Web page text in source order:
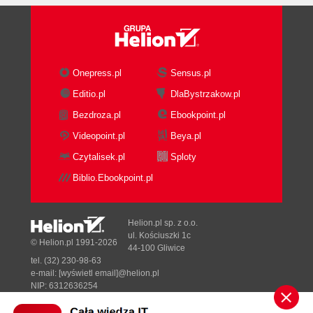
Dowiązanie zewnętrznej grupy składników
filmu do bieżącego filmu (50)
Zmiana i sprawdzenie właściwości grupy
Zarządzanie skladnikami filmu (52)
Zmiana rozmiaru składnika filmu będącego
mapą bitową (53)
składowych filmu (54)
Usuwanie składnika z okna elementów
składowych filmu (54)
Zmiana kolejności składników w oknie
elementów składowych filmu (56)
Nazywanie składnika w oknie elementów
składowych filmu (57)
Wyszukiwanie składnika filmu posługując się
Onepress.pl
Sensus.pl
Editio.pl
DlaBystrzakow.pl
Bezdroza.pl
Ebookpoint.pl
Videopoint.pl
Beya.pl
Czytalisek.pl
Sploty
Biblio.Ebookpoint.pl
© Helion.pl 1991-2026
Helion.pl sp. z o.o.
ul. Kościuszki 1c
44-100 Gliwice
tel. (32) 230-98-63
e-mail: [wyświetl email]@helion.pl
NIP: 6312636254